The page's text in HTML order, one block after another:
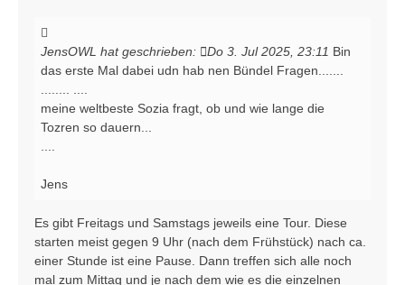
r
a
g
JensOWL hat geschrieben: Do 3. Jul 2025, 23:11 Bin
das erste Mal dabei udn hab nen Bündel Fragen.......
........ ....
meine weltbeste Sozia fragt, ob und wie lange die
Tozren so dauern...
....
Jens
Es gibt Freitags und Samstags jeweils eine Tour. Diese
starten meist gegen 9 Uhr (nach dem Frühstück) nach ca.
einer Stunde ist eine Pause. Dann treffen sich alle noch
mal zum Mittag und je nach dem wie es die einzelnen